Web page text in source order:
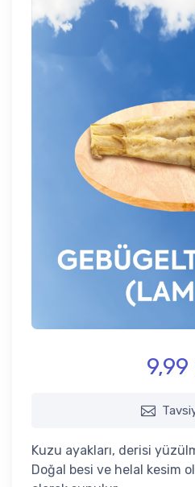
Kuzu ayakları, derisi
Doğal besi ve helal kesim